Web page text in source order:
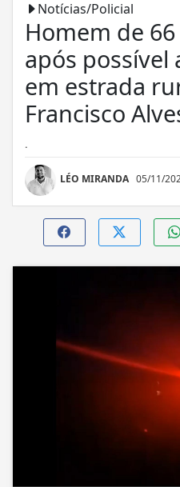
Notícias/Policial
Homem de
após
em estrada
Francisco
.
LÉO MIRANDA 05/11/